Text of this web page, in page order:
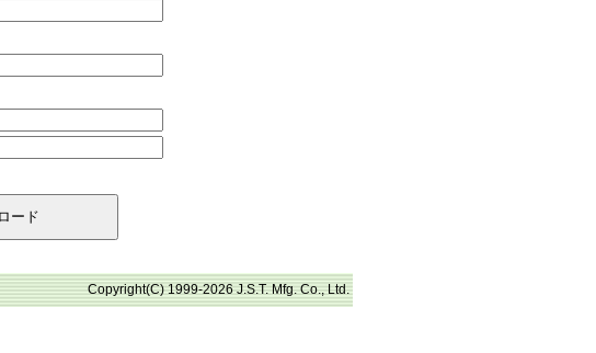
Copyright(C) 1999-2026 J.S.T. Mfg. Co., Ltd.